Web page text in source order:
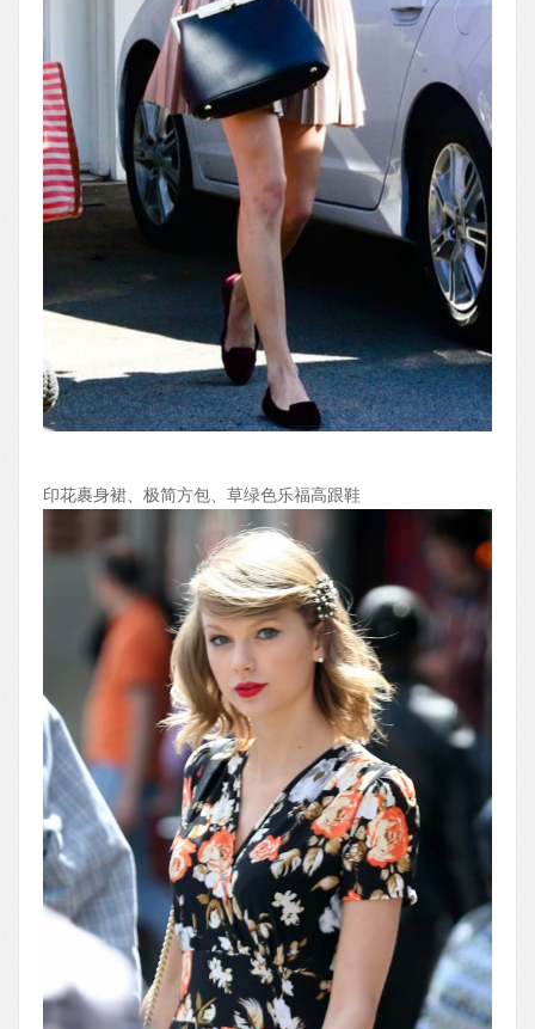
印花裹身裙、极简方包、草绿色乐福高跟鞋